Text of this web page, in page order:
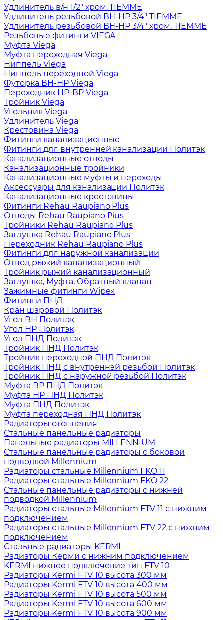
Удлинитель в/н 1/2" хром. TIEMME
Удлинитель резьбовой ВН-НР 3/4" TIEMME
Удлинитель резьбовой ВН-НР 3/4" хром. TIEMME
Резьбовые фитинги VIEGA
Муфта Viega
Муфта переходная Viega
Ниппель Viega
Ниппель переходной Viega
Футорка ВН-НР Viega
Переходник НР-ВР Viega
Тройник Viega
Угольник Viega
Удлинитель Viega
Крестовина Viega
Фитинги канализационные
Фитинги для внутренней канализации Политэк
Канализационные отводы
Канализационные тройники
Канализационные муфты и переходы
Аксессуары для канализации Политэк
Канализационные крестовины
Фитинги Rehau Raupiano Plus
Отводы Rehau Raupiano Pius
Тройники Rehau Raupiano Plus
Заглушка Rehau Raupiano Plus
Переходник Rehau Raupiano Plus
Фитинги для наружной канализации
Отвод рыжий канализационный
Тройник рыжий канализационный
Заглушка, Муфта, Обратный клапан
Зажимные фитинги Wipex
Фитинги ПНД
Кран шаровой Политэк
Угол ВН Политэк
Угол НР Политэк
Угол ПНД Политэк
Тройник ПНД Политэк
Тройник переходной ПНД Политэк
Тройник ПНД с внутренней резьбой Политэк
Тройник ПНД с наружной резьбой Политэк
Муфта ВР ПНД Политэк
Муфта НР ПНД Политэк
Муфта ПНД Политэк
Муфта переходная ПНД Политэк
Радиаторы отопления
Стальные панельные радиаторы
Панельные радиаторы MILLENNIUM
Стальные панельные радиаторы с боковой
подводкой Millennium
Радиаторы стальные Millennium FKO 11
Радиаторы стальные Millennium FKO 22
Стальные панельные радиаторы с нижней
подводкой Millennium
Радиаторы стальные Millennium FTV 11 с нижним
подключением
Радиаторы стальные Millennium FTV 22 с нижним
подключением
Стальные радиаторы KERMI
Радиаторы Керми с нижним подключением
KERMI нижнее подключение тип FTV 10
Радиаторы Kermi FTV 10 высота 300 мм
Радиаторы Kermi FTV 10 высота 400 мм
Радиаторы Kermi FTV 10 высота 500 мм
Радиаторы Kermi FTV 10 высота 600 мм
Радиаторы Kermi FTV 10 высота 900 мм